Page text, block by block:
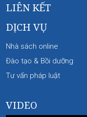
LIÊN KẾT
DỊCH VỤ
Nhà sách online
Đào tạo & Bồi dưỡng
Tư vấn pháp luật
VIDEO